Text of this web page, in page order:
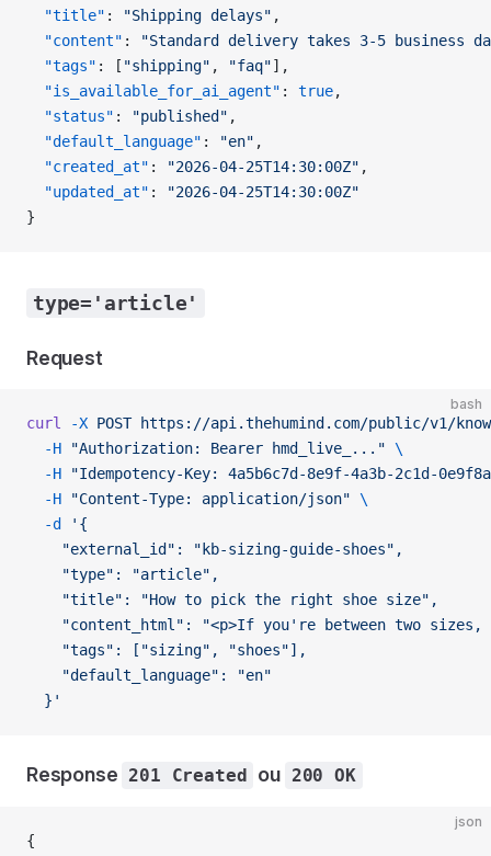
  "title"
: "Shipping delays" ,
  "content"
:
"Standard delivery takes 3-5 business
  "tags"
: [ "shipping" , "faq"],
  "is_available_for_ai_agent"
: true,
  "status"
: "published" ,
  "default_language"
: "en" ,
  "created_at"
: "2026-04-25T14:30:00Z" ,
  "updated_at"
:
"2026-04-25T14:30:00Z"
}
type='article'
Request
bash
curl -X POST https://api.thehumind.com/public/v1/
  -H
"Authorization: Bearer hmd_live_..." \
  -H
"Idempotency-Key: 4a5b6c7d-8e9f-4a3b-2c1d-
  -H
"Content-Type: application/json" \
  -d
'{
    "external_id": "kb-sizing-guide-shoes",
    "type": "article",
    "title": "How to pick the right shoe size",
    "content_html": "<p>If you're
between two sizes,
    "tags": ["sizing", "shoes"],
    "default_language": "en"
  }'
Response 201 Created ou 200 OK
json
{